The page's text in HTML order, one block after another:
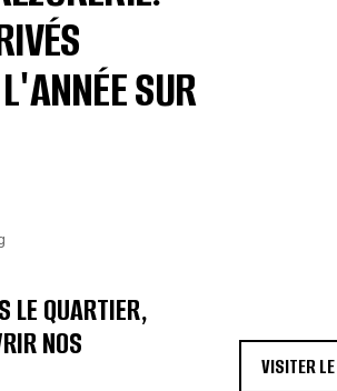
SUR
LE QUARTIER,
NOS
VISITER